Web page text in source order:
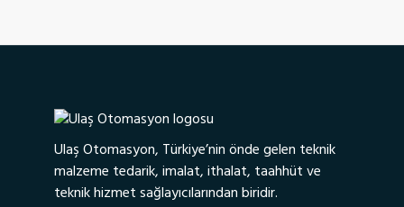
Ulaş Otomasyon, Türkiye’nin önde gelen teknik
malzeme tedarik, imalat, ithalat, taahhüt ve
teknik hizmet sağlayıcılarından biridir.